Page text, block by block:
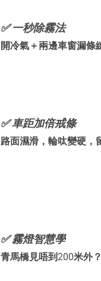
✅ 一秒除霧法
開冷氣＋兩邊車窗漏條
✅ 車距加倍戒條
路面濕滑，輪呔變硬，
✅ 霧燈智慧學
青馬橋見唔到200米外